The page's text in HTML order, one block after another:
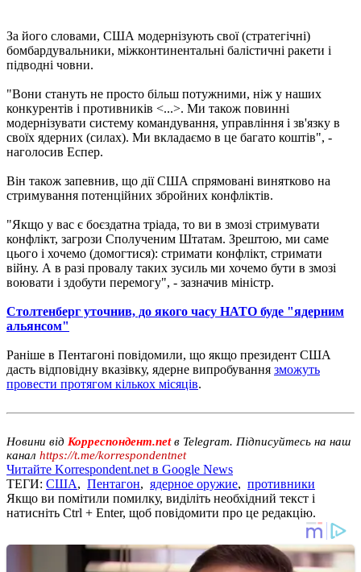
За його словами, США модернізують свої (стратегічні)
бомбардувальники, міжконтинентальні балістичні ракети і
підводні човни.
"Вони стануть не просто більш потужними, ніж у наших
конкурентів і противників <...>. Ми також повинні
модернізувати систему командування, управління і зв'язку в
своїх ядерних (силах). Ми вкладаємо в це багато коштів", -
наголосив Еспер.
Він також запевнив, що дії США спрямовані винятково на
стримування потенційних збройних конфліктів.
"Якщо у вас є боєздатна тріада, то ви в змозі стримувати
конфлікт, загрози Сполученим Штатам. Зрештою, ми саме
цього і хочемо (домогтися): стримати конфлікт, стримати
війну. А в разі провалу таких зусиль ми хочемо бути в змозі
воювати і здобути перемогу", - зазначив міністр.
Столтенберг уточнив, до якого часу НАТО буде "ядерним
альянсом"
Раніше в Пентагоні повідомили, що якщо президент США
дасть відповідну вказівку, ядерне випробування зможуть
провести протягом кількох місяців.
Новини від Корреспондент.netв Telegram. Підписуйтесь на наш
канал https://t.me/korrespondentnet
Читайте Korrespondent.net в Google News
ТЕГИ: США, Пентагон, ядерное оружие, противники
Якщо ви помітили помилку, виділіть необхідний текст і
натисніть Ctrl + Enter, щоб повідомити про це редакцію.